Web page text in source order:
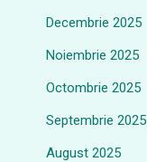
Decembrie 2025
Noiembrie 2025
Octombrie 2025
Septembrie 2025
August 2025